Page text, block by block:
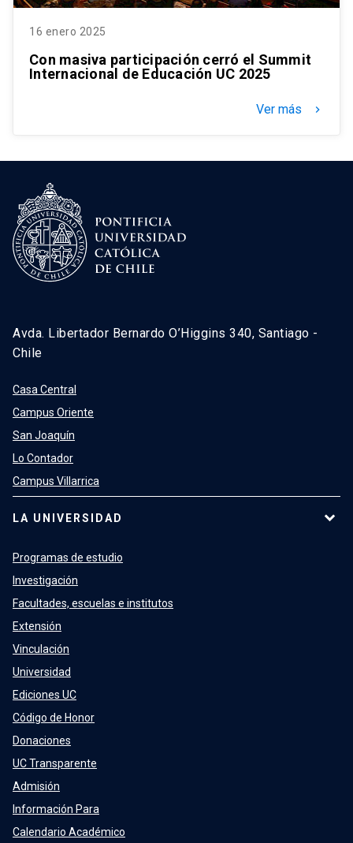
16 enero 2025
Con masiva participación cerró el Summit
Internacional de Educación UC 2025
Ver más keyboard_arrow_right
Avda. Libertador Bernardo O’Higgins 340, Santiago -
Chile
Casa Central
Campus Oriente
San Joaquín
Lo Contador
Campus Villarrica
LA UNIVERSIDAD
Programas de estudio
Investigación
Facultades, escuelas e institutos
Extensión
Vinculación
Universidad
Ediciones UC
Código de Honor
Donaciones
UC Transparente
Admisión
Información Para
Calendario Académico